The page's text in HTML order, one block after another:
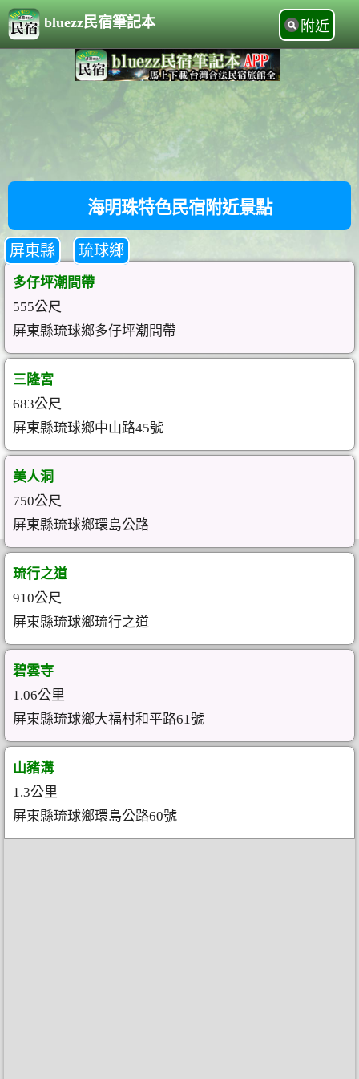
bluezz民宿筆記本 附近
海明珠特色民宿附近景點
屏東縣 琉球鄉
多仔坪潮間帶
555公尺
屏東縣琉球鄉多仔坪潮間帶
三隆宮
683公尺
屏東縣琉球鄉中山路45號
美人洞
750公尺
屏東縣琉球鄉環島公路
琉行之道
910公尺
屏東縣琉球鄉琉行之道
碧雲寺
1.06公里
屏東縣琉球鄉大福村和平路61號
山豬溝
1.3公里
屏東縣琉球鄉環島公路60號